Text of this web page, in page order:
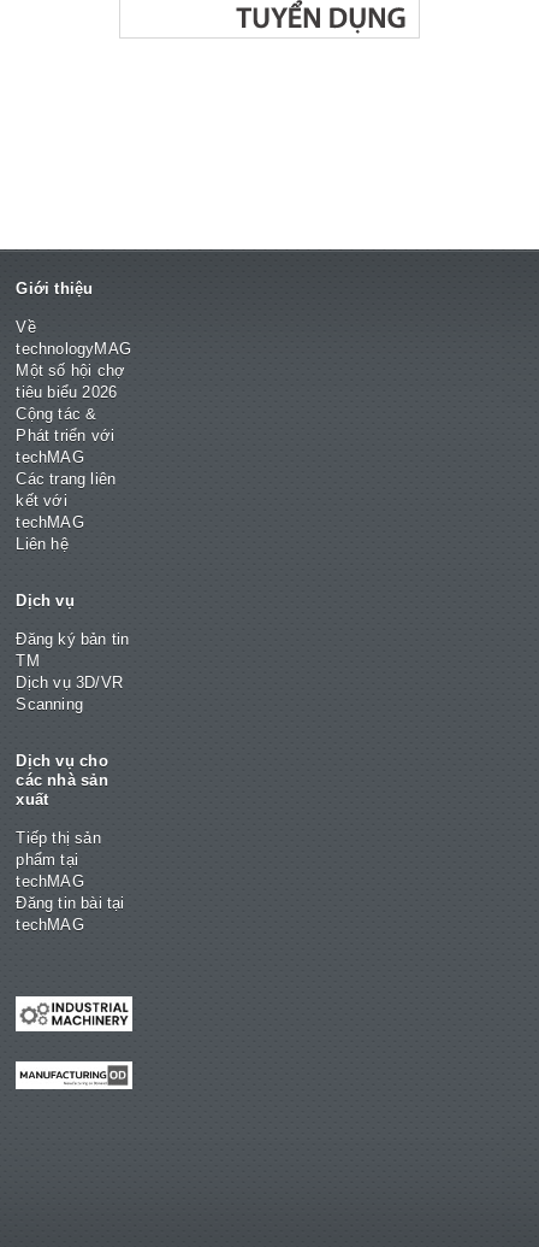
Giới thiệu
Về
technologyMAG
Một số hội chợ
tiêu biểu 2026
Cộng tác &
Phát triển với
techMAG
Các trang liên
kết với
techMAG
Liên hệ
Dịch vụ
Đăng ký bản tin
TM
Dịch vụ 3D/VR
Scanning
Dịch vụ cho
các nhà sản
xuất
Tiếp thị sản
phẩm tại
techMAG
Đăng tin bài tại
techMAG